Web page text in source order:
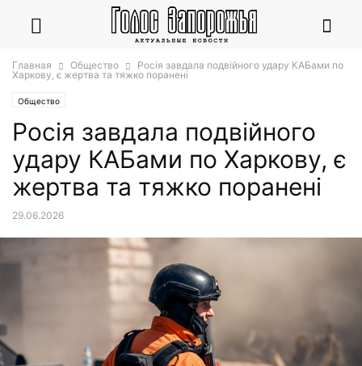
Главная Общество
Росія завдала подвійного удару КАБами по
Харкову, є жертва та тяжко поранені
Общество
Росія завдала подвійного
удару КАБами по Харкову, є
жертва та тяжко поранені
29.06.2026